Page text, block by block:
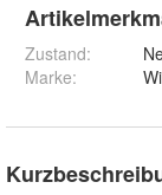
Zustand:
Marke: